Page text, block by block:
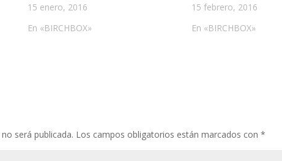
15 enero, 2016
En «BIRCHBOX»
15 febrero, 2016
En «BIRCHBOX»
será publicada. Los campos obligatorios están marcados con*